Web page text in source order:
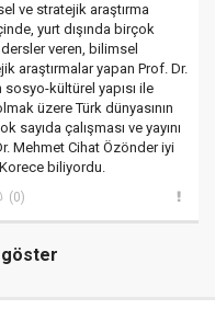
ve stratejik araştırma
yurt dışında birçok
veren, bilimsel
araştırmalar yapan Prof. Dr.
kültürel yapısı ile
üzere Türk dünyasının
sayıda çalışması ve yayını
Mehmet Cihat Özönder iyi
biliyordu.
(0)
göster